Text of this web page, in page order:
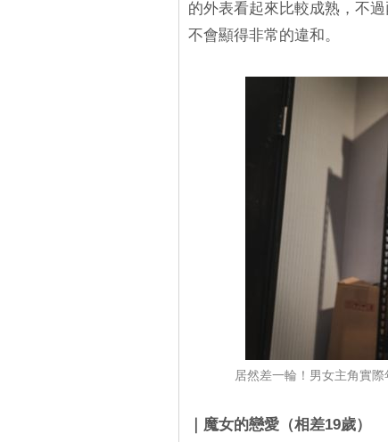
的外表看起來比較成熟，不
不會顯得非常的違和。
居然差一輪！男女主角實
｜魔女的戀愛（相差19歲）